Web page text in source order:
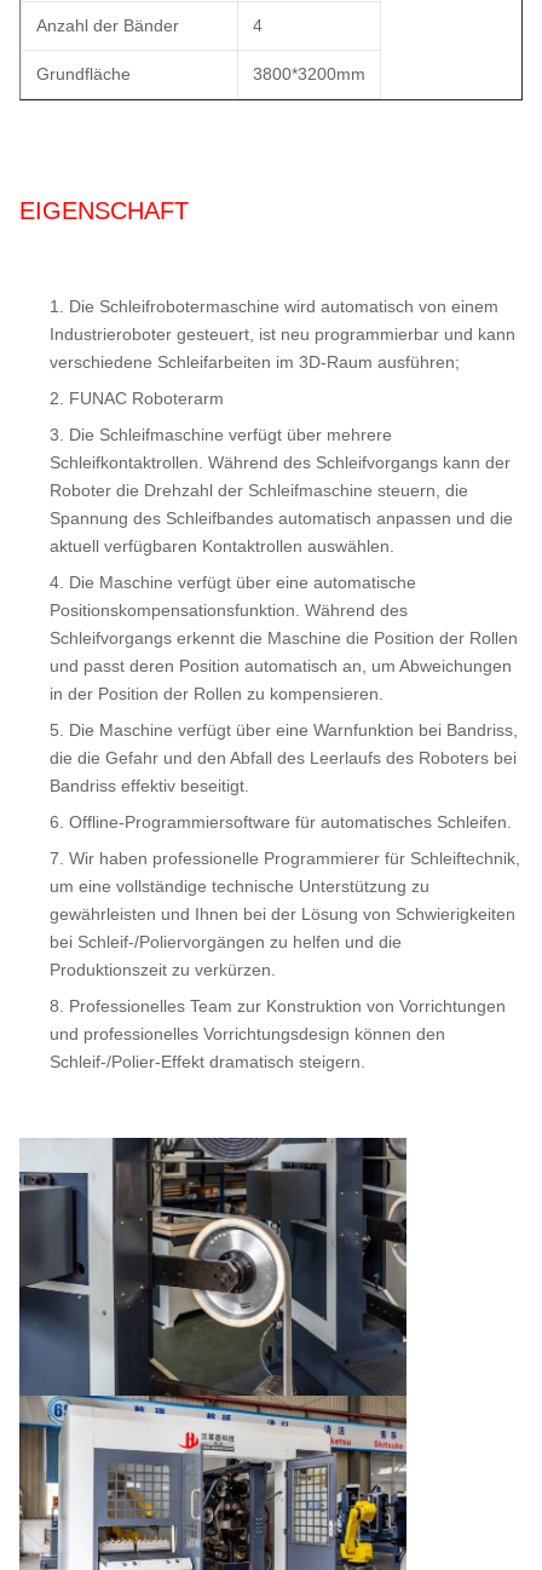
Anzahl der Bänder 4
Grundfläche 3800*3200mm
EIGENSCHAFT
Die Schleifrobotermaschine wird automatisch von einem
Industrieroboter gesteuert, ist neu programmierbar und kann
verschiedene Schleifarbeiten im 3D-Raum ausführen;
FUNAC Roboterarm
Die Schleifmaschine verfügt über mehrere
Schleifkontaktrollen. Während des Schleifvorgangs kann der
Roboter die Drehzahl der Schleifmaschine steuern, die
Spannung des Schleifbandes automatisch anpassen und die
aktuell verfügbaren Kontaktrollen auswählen.
Die Maschine verfügt über eine automatische
Positionskompensationsfunktion. Während des
Schleifvorgangs erkennt die Maschine die Position der Rollen
und passt deren Position automatisch an, um Abweichungen
in der Position der Rollen zu kompensieren.
Die Maschine verfügt über eine Warnfunktion bei Bandriss,
die die Gefahr und den Abfall des Leerlaufs des Roboters bei
Bandriss effektiv beseitigt.
Offline-Programmiersoftware für automatisches Schleifen.
Wir haben professionelle Programmierer für Schleiftechnik,
um eine vollständige technische Unterstützung zu
gewährleisten und Ihnen bei der Lösung von Schwierigkeiten
bei Schleif-/Poliervorgängen zu helfen und die
Produktionszeit zu verkürzen.
Professionelles Team zur Konstruktion von Vorrichtungen
und professionelles Vorrichtungsdesign können den
Schleif-/Polier-Effekt dramatisch steigern.